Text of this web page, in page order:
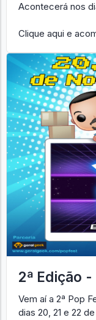
Acontecerá nos
Clique aqui e
2ª Edição
Vem aí a 2ª Pop
dias 20, 21 e 22